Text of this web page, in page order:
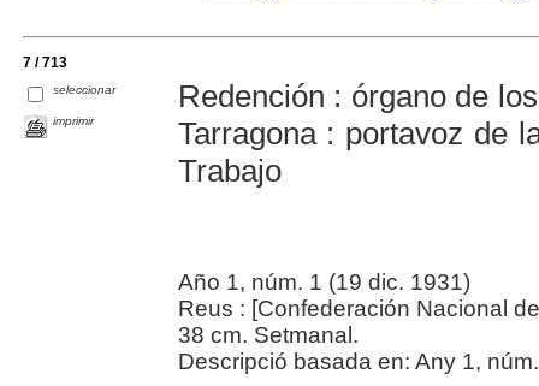
7 / 713
seleccionar
imprimir
Redención : órgano de
Tarragona : portavoz de
Trabajo
Año 1, núm. 1 (19 dic. 1931)
Reus : [Confederación Nacional
38 cm. Setmanal.
Descripció basada en: Any 1,